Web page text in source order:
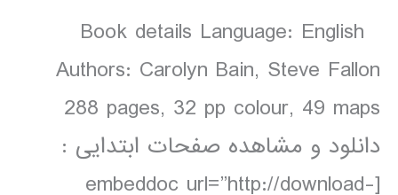
Book details Language: English
Authors: Carolyn Bain, Steve Fallon
288 pages, 32 pp colour, 49 maps
دانلود و مشاهده صفحات ابتدایی :
[embeddoc url=”http://download-